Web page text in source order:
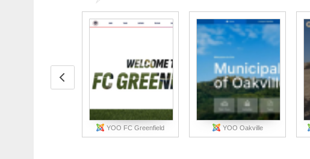
YOO FC Greenfield YOO Oakville